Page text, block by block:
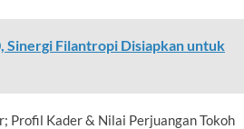
Sinergi Filantropi Disiapkan untuk
Profil Kader & Nilai Perjuangan Tokoh